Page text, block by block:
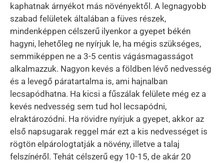
kaphatnak árnyékot más növényektől. A legnagyobb
szabad felületek általában a füves részek,
mindenképpen célszerű ilyenkor a gyepet békén
hagyni, lehetőleg ne nyírjuk le, ha mégis szükséges,
semmiképpen ne a 3-5 centis vágásmagasságot
alkalmazzuk. Nagyon kevés a földben lévő nedvesség
és a levegő páratartalma is, ami hajnalban
lecsapódhatna. Ha kicsi a fűszálak felülete még ez a
kevés nedvesség sem tud hol lecsapódni,
elraktározódni. Ha rövidre nyírjuk a gyepet, akkor az
első napsugarak reggel már ezt a kis nedvességet is
rögtön elpárologtatják a növény, illetve a talaj
felszínéről. Tehát célszerű egy 10-15, de akár 20